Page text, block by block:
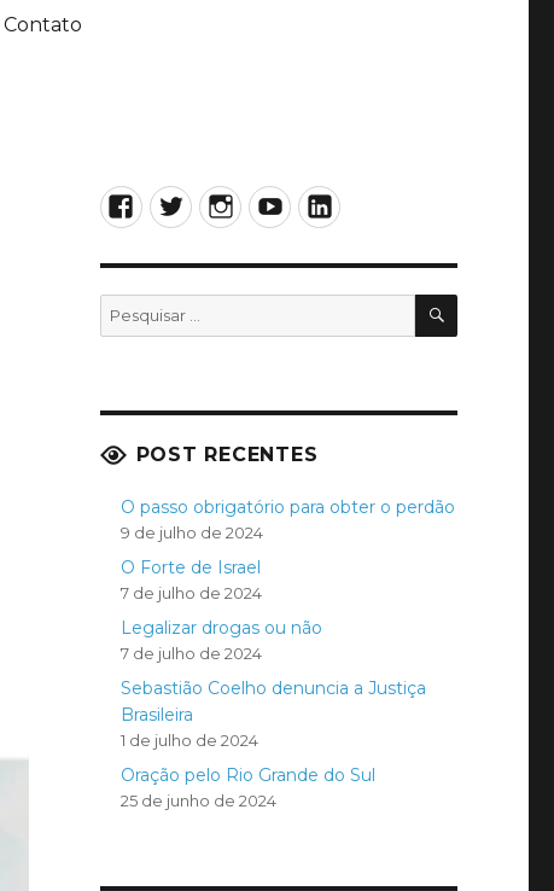
Contato
Facebook
TwitterInstagram
YouTubeLinkedIn
Pesquisar
por:
POST RECENTES
O passo obrigatório para obter o perdão
9 de julho de 2024
O Forte de Israel
7 de julho de 2024
Legalizar drogas ou não
7 de julho de 2024
Sebastião Coelho denuncia a Justiça
Brasileira
1 de julho de 2024
Oração pelo Rio Grande do Sul
25 de junho de 2024